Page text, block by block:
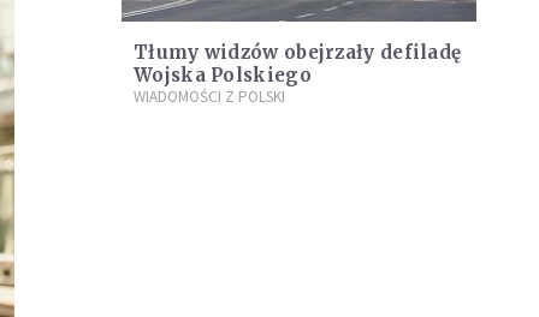
Tłumy widzów obejrzały defiladę
Wojska Polskiego
WIADOMOŚCI Z POLSKI